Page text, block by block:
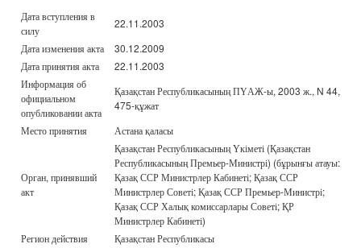
Дата вступления в
силу
22.11.2003
Дата изменения акта
30.12.2009
Дата принятия акта
22.11.2003
Информация об
официальном
опубликовании акта
Қазақстан Республикасының ПҮАЖ-ы, 2003 ж., N 44,
475-құжат
Место принятия
Астана қаласы
Орган, принявший
акт
Қазақстан Республикасының Үкіметі (Қазақстан
Республикасының Премьер-Министрі) (бұрынғы атауы:
Қазақ ССР Министрлер Кабинеті; Қазақ ССР
Министрлер Советі; Қазақ ССР Премьер-Министрі;
Қазақ ССР Халық комиссарлары Советі; ҚР
Министрлер Кабинеті)
Регион действия
Қазақстан Республикасы